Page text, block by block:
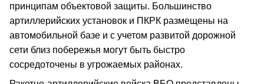
принципам объектовой защиты. Большинство
артиллерийских установок и ПКРК размещены на
автомобильной базе и с учетом развитой дорожной
сети близ побережья могут быть быстро
сосредоточены в угрожаемых районах.